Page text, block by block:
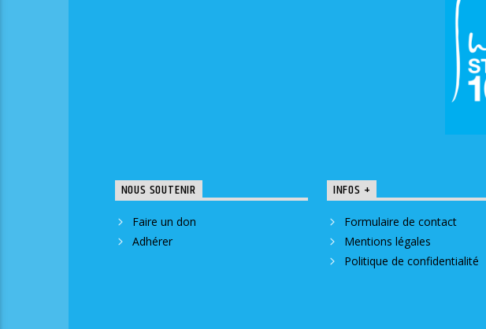
NOUS SOUTENIR
Faire un don
Adhérer
INFOS +
Formulaire de contact
Mentions légales
Politique de confidentialité